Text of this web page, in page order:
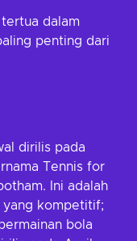
dalam
penting dari
dirilis pada
Tennis for
Ini adalah
yang kompetitif;
bola